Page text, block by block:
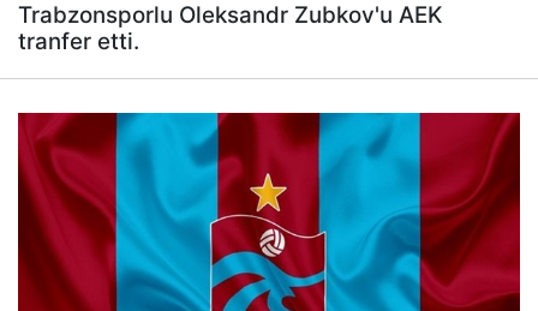
Trabzonsporlu Oleksandr Zubkov'u AEK
tranfer etti.